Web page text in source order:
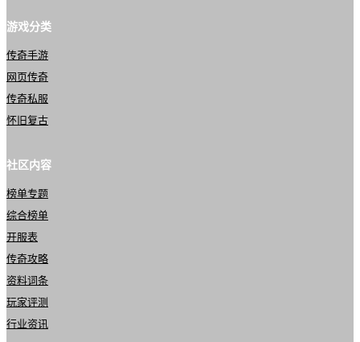
游戏分类
传奇手游
网页传奇
传奇私服
怀旧复古
社区内容
榜单专题
综合榜单
开服表
传奇攻略
资料词条
玩家评测
行业资讯